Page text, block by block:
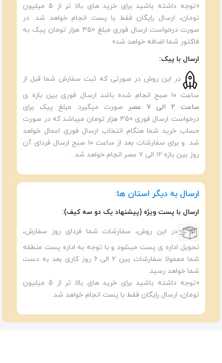
«توجه داشته باشید برای خرید های بالا تر از 5 میلیون
تومان، ارسال رایگان فقط با پست انجام خواهد شد. در
صورت درخواست ارسال فوری مبلغ 350 هزار تومان پیک به
فاکتور شما اضافه خواهد شد»
ارسال با پیک:
در این روش در صورتی که ثبت سفارش شما قبل از
ساعت ۱۰ صبح انجام شده باشد ارسال فوری بین بازه ی
ساعت ۲ الی ۷ عصر
صورت میگیرد. مبلغ پیک برای
درخواست ارسال فوری 350 هزار تومان میباشد که در صورت
حساب خرید شما هنگام انتخاب ارسال فوری اعمال خواهد
شد. و برای سفارشات بعد از ساعت ۱۰ صبح ارسال فردای آن
روز بین بازه ۱۲ الی ۷ عصر انجام خواهد شد .
ارسال به دیگر استان ها:
ارسال با پست ویژه (پیشنهاد یک دو سه کیف):
در این روش، سفارشات شما فردای روز سفارش،
تحویل اداره ی پست میشود و با توجه به اداره پست منطقه
شما معمولا سفارشات بین ۲ الی ۶ روز کاری بعد به دست
شما خواهد رسید.
«توجه داشته باشید برای خرید های بالا تر از 5 میلیون
تومان، ارسال رایگان فقط با پست انجام خواهد شد.